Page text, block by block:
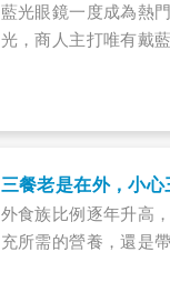
藍光眼鏡一度成為熱
光，商人主打唯有戴
三餐老是在外，小心
外食族比例逐年升高
充所需的營養，還是